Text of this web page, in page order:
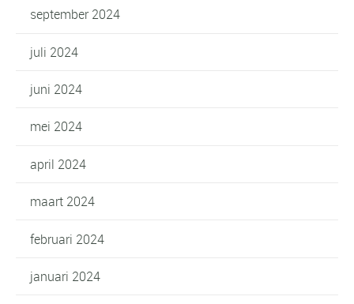
september 2024
juli 2024
juni 2024
mei 2024
april 2024
maart 2024
februari 2024
januari 2024